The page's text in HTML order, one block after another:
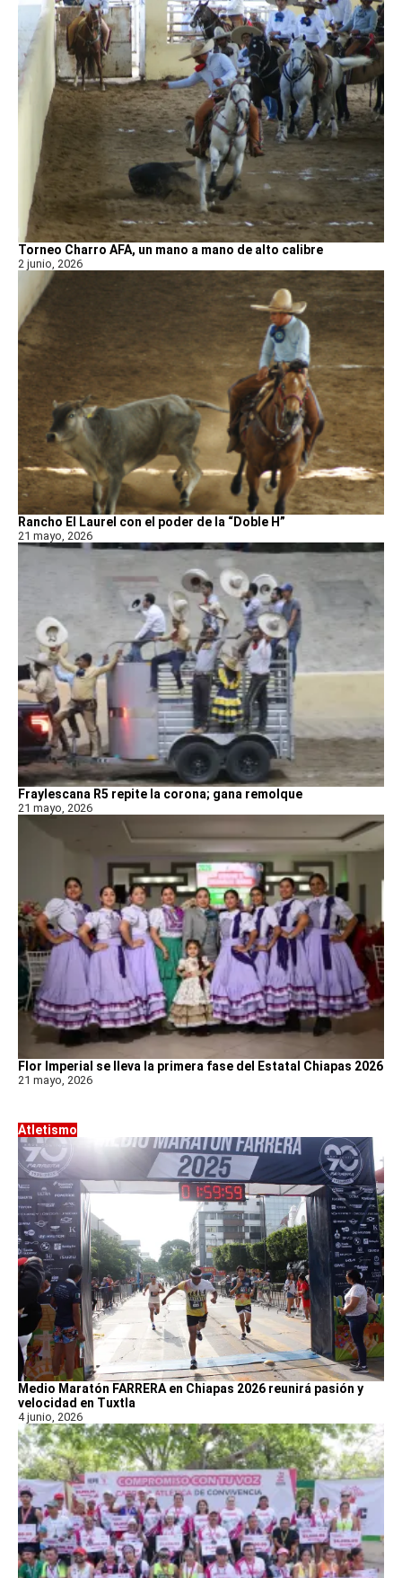
Torneo Charro AFA, un mano a mano de alto calibre
2 junio, 2026
Rancho El Laurel con el poder de la “Doble H”
21 mayo, 2026
Fraylescana R5 repite la corona; gana remolque
21 mayo, 2026
Flor Imperial se lleva la primera fase del Estatal Chiapas 2026
21 mayo, 2026
Atletismo
Medio Maratón FARRERA en Chiapas 2026 reunirá pasión y
velocidad en Tuxtla
4 junio, 2026